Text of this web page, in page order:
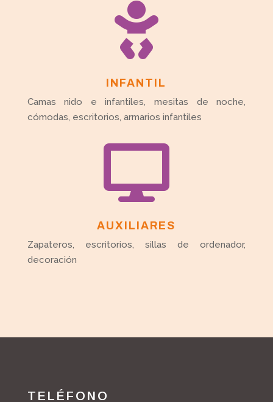

INFANTIL
Camas nido e infantiles, mesitas de noche,
cómodas, escritorios, armarios infantiles

AUXILIARES
Zapateros, escritorios, sillas de ordenador,
decoración
TELÉFONO